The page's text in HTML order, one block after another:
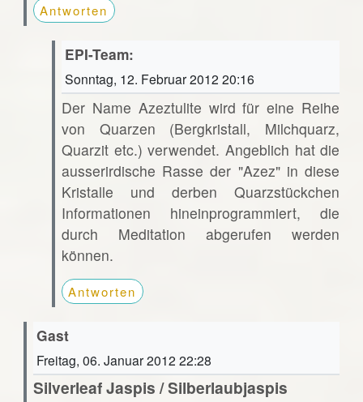
Antworten
EPI-Team:
Sonntag, 12. Februar 2012 20:16
Der Name Azeztulite wird für eine Reihe
von Quarzen (Bergkristall, Milchquarz,
Quarzit etc.) verwendet. Angeblich hat die
ausserirdische Rasse der "Azez" in diese
Kristalle und derben Quarzstückchen
Informationen hineinprogrammiert, die
durch Meditation abgerufen werden
können.
Antworten
Gast
Freitag, 06. Januar 2012 22:28
Silverleaf Jaspis / Silberlaubjaspis